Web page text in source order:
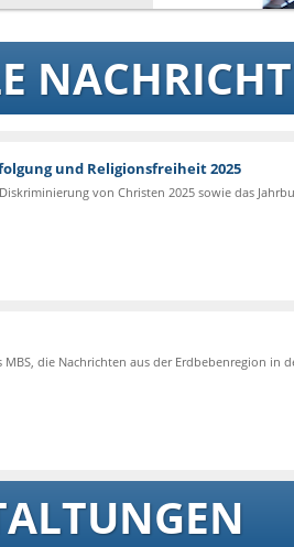
und Religionsfreiheit 2025
von Christen 2025 sowie das
MBS, die Nachrichten aus der Erdbebenregion